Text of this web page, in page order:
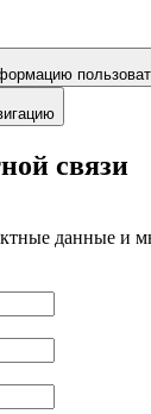
связи
данные и